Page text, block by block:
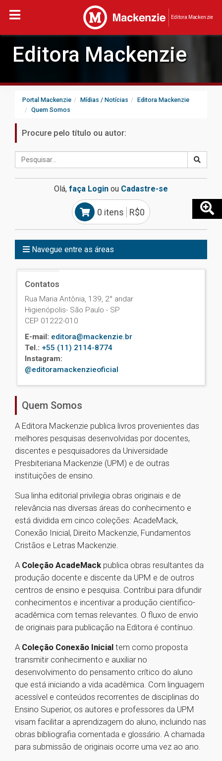
Editora Mackenzie
Editora Mackenzie
Portal Mackenzie Mídias / Notícias
Editora Mackenzie
Quem Somos
Procure pelo título ou autor:
Olá, faça Login ou Cadastre-se
0 itens R$0
Navegue entre as áreas
Contatos
Rua Maria Antônia, 139, 2° andar
Higienópolis- São Paulo - SP
CEP 01222-010
E-mail: editora@mackenzie.br
Tel.: +55 (11) 2114-8774
Instagram:
@editoramackenzieoficial
Quem Somos
A Editora Mackenzie publica livros provenientes das
melhores pesquisas desenvolvidas por docentes,
discentes e pesquisadores da Universidade
Presbiteriana Mackenzie (UPM) e de outras
instituições de ensino.
Sua linha editorial privilegia obras originais e de
relevância nas diversas áreas do conhecimento e
está dividida em cinco coleções: AcadeMack,
Conexão Inicial, Direito Mackenzie, Fundamentos
Cristãos e Letras Mackenzie.
A Coleção AcadeMack publica obras resultantes da
produção docente e discente da UPM e de outros
centros de ensino e pesquisa. Contribui para difundir
conhecimentos e incentivar a produção científico-
acadêmica com temas relevantes. O fluxo de envio
de originais para publicação na Editora é contínuo.
A Coleção Conexão Inicial tem como proposta
transmitir conhecimento e auxiliar no
desenvolvimento do pensamento crítico do aluno
que está iniciando a vida acadêmica. Com linguagem
acessível e conteúdos recorrentes de disciplinas do
Ensino Superior, os autores e professores da UPM
visam facilitar a aprendizagem do aluno, incluindo nas
obras bibliografia comentada e glossário. A chamada
para submissão de originais ocorre uma vez ao ano.